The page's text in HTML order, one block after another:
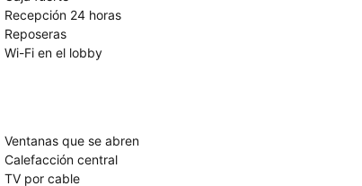
Recepción 24 horas
Reposeras
Wi-Fi en el lobby
Ventanas que se abren
Calefacción central
TV por cable